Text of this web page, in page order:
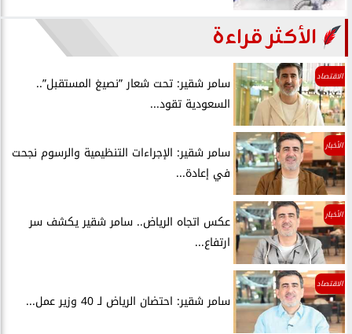
الأكثر قراءة
الاقتصاد
سامر شقير: تحت شعار ”نصيغ المستقبل”..
السعودية تقود...
الأخبار
سامر شقير: الإجراءات التنظيمية والرسوم نجحت
في إعادة...
الأخبار
عكس اتجاه الرياض.. سامر شقير يكشف سر
ارتفاع...
الاقتصاد
سامر شقير: احتضان الرياض لـ 40 وزير عمل...